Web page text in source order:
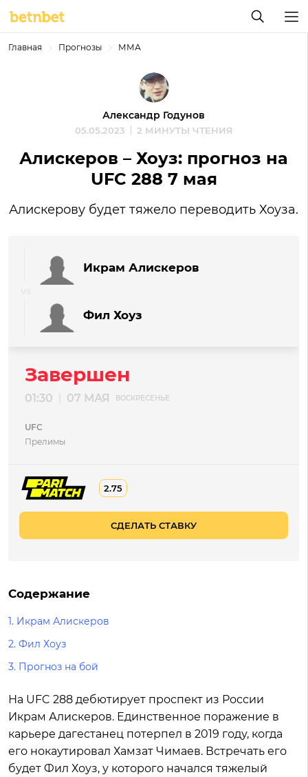
Главная Прогнозы ММА
Александр Годунов
05.05.2023 2 МИНУТЫ ЧТЕНИЯ
Алискеров – Хоуз: прогноз на
UFC 288 7 мая
Алискерову будет тяжело переводить Хоуза.
Икрам Алискеров
Фил Хоуз
Завершен
01:30 07 МАЯ ВОСКРЕСЕНЬЕ
UFC
Прелимы
2.75
СДЕЛАТЬ СТАВКУ
Содержание
1. Икрам Алискеров
2. Фил Хоуз
3. Прогноз на бой
На UFC 288 дебютирует проспект из России
Икрам Алискеров. Единственное поражение в
карьере дагестанец потерпел в 2019 году, когда
его нокаутировал Хамзат Чимаев. Встречать его
будет Фил Хоуз, у которого начался тяжелый